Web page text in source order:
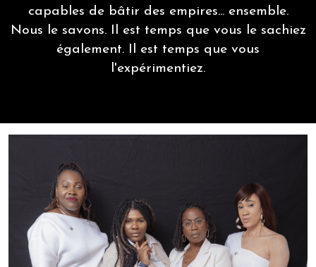
capables de bâtir des empires... ensemble.
Nous le savons. Il est temps que vous le sachiez
également. Il est temps que vous
l'expérimentiez.